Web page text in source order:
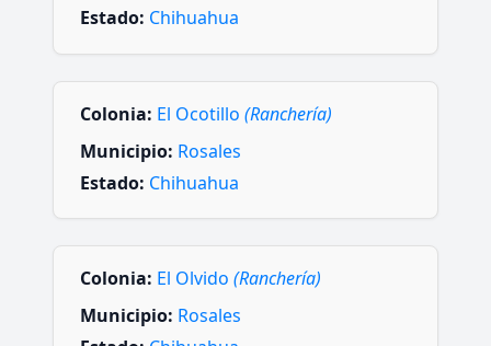
Estado: Chihuahua
Colonia: El Ocotillo (Ranchería)
Municipio: Rosales
Estado: Chihuahua
Colonia: El Olvido (Ranchería)
Municipio: Rosales